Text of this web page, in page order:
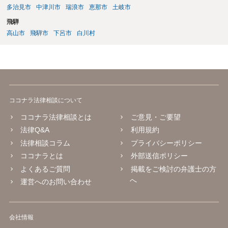
多治見市
中津川市 瑞浪市 恵那市 土岐市
飛騨
高山市
飛騨市 下呂市 白川村
ココナラ法律相談について
ココナラ法律相談とは
法律Q&A
法律相談コラム
ココナラとは
よくあるご質問
運営へのお問い合わせ
ご意見・ご要望
利用規約
プライバシーポリシー
外部送信ポリシー
掲載をご検討の弁護士の方
へ
会社情報